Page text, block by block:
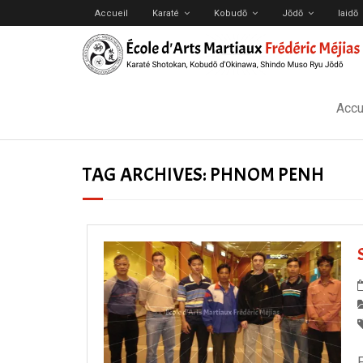
Accueil Karaté Kobudō Jōdō Iaidō
TAG ARCHIVES: PHNOM PENH